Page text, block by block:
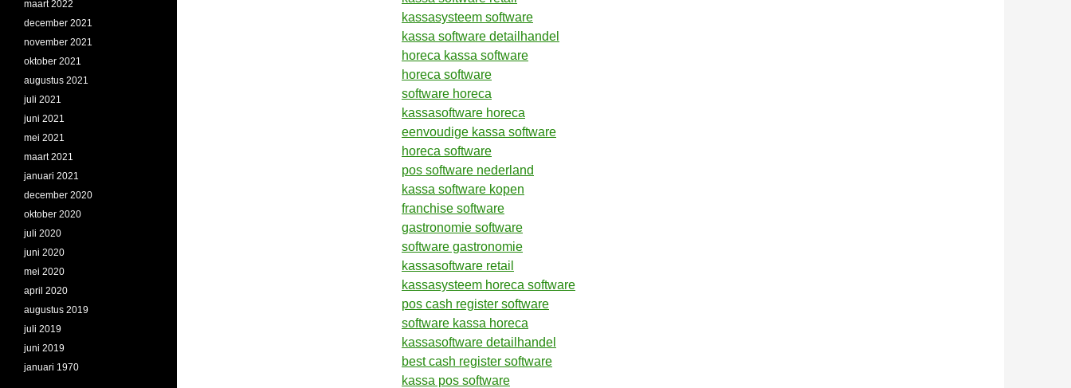
kassasysteem software
kassa software detailhandel
horeca kassa software
horeca software
software horeca
kassasoftware horeca
eenvoudige kassa software
horeca software
pos software nederland
kassa software kopen
franchise software
gastronomie software
software gastronomie
kassasoftware retail
kassasysteem horeca software
pos cash register software
software kassa horeca
kassasoftware detailhandel
best cash register software
kassa pos software
maart 2022
december 2021
november 2021
oktober 2021
augustus 2021
juli 2021
juni 2021
mei 2021
maart 2021
januari 2021
december 2020
oktober 2020
juli 2020
juni 2020
mei 2020
april 2020
augustus 2019
juli 2019
juni 2019
januari 1970